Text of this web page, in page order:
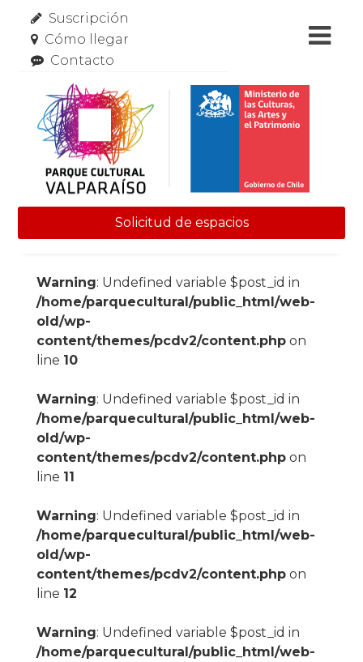
Suscripción
Cómo llegar
Contacto
Solicitud de espacios
Warning: Undefined variable $post_id in
/home/parquecultural/public_html/web-
old/wp-
content/themes/pcdv2/content.phpon
line 10
Warning: Undefined variable $post_id in
/home/parquecultural/public_html/web-
old/wp-
content/themes/pcdv2/content.phpon
line 11
Warning: Undefined variable $post_id in
/home/parquecultural/public_html/web-
old/wp-
content/themes/pcdv2/content.phpon
line 12
Warning: Undefined variable $post_id in
/home/parquecultural/public_html/web-